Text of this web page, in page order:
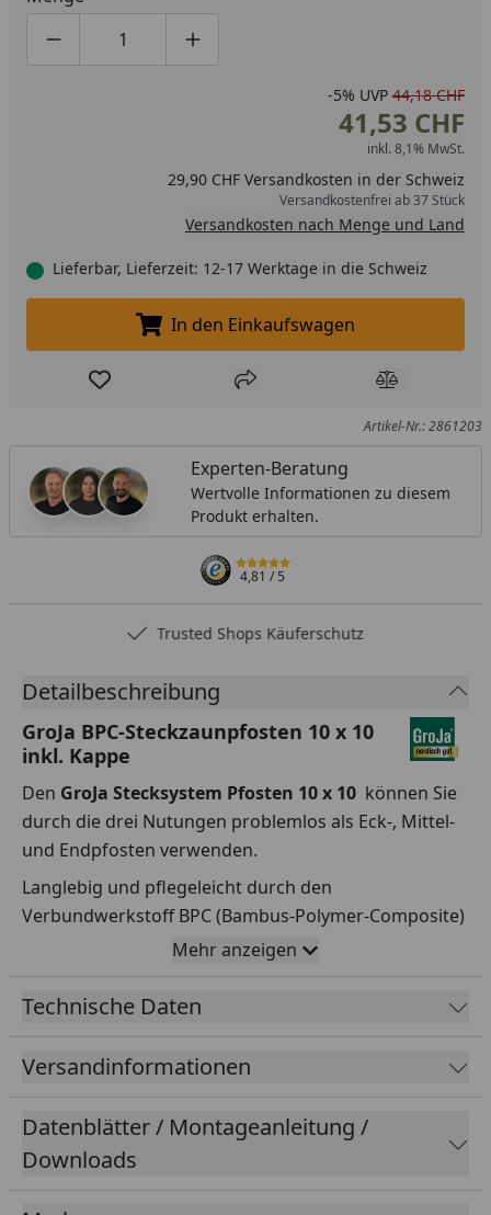
Produktmenge um eins verringern
Produktmenge manuell eingeben
Produktmenge um eins erhöhen
-5% UVP 44,18 CHF
41,53 CHF
inkl. 8,1% MwSt.
29,90 CHF Versandkosten in der Schweiz
Versandkostenfrei ab 37 Stück
Versandkosten nach Menge und Land
Lieferbar, Lieferzeit: 12-17 Werktage in die Schweiz
In den Einkaufswagen legen
In den Einkaufswagen
Produkt zur Wunschliste hinzufügen
Teilen Produkt
Artikel-Nr.: 2861203
Experten-Beratung
Wertvolle Informationen zu diesem
Produkt erhalten.
4,81/ 5
Trusted Shops Käuferschutz
Detailbeschreibung
GroJa BPC-Steckzaunpfosten 10 x 10
inkl. Kappe
Den GroJa Stecksystem Pfosten 10 x 10 können Sie
durch die drei Nutungen problemlos als Eck-, Mittel-
und Endpfosten verwenden.
Langlebig und pflegeleicht durch den
Verbundwerkstoff BPC (Bambus-Polymer-Composite)
der auch ökologisch eine sehr wichtige Rolle spielt:
Bambus ist als eine der am schnellsten
nachwachsenden Pflanzen der Welt bekannt.
Farben:Anthrazitgrau, Terra
Pfostenlängen zum Einbetonieren
(teilummantelt):
1500 mm, 2400 mm
Bitte beachten Sie, dass nur der Stahlkern
einbetoniert wird. Der Stahlkern ist länger als die
BPC-Ummantelung.
Mehr anzeigen
Technische Daten
Versandinformationen
Datenblätter / Montageanleitung /
Downloads